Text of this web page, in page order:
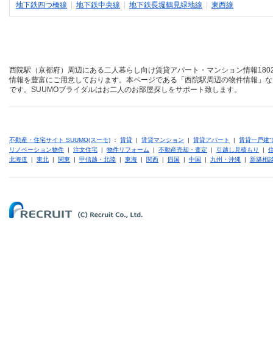
地下鉄四つ橋線
地下鉄中央線 地下鉄長堀鶴見緑地線 東西線
西院駅（京都府）周辺にある二人暮らし向け賃貸アパート・マンション情報
情報を豊富にご用意しております。本ページである「西院駅周辺の物件情報」
です。SUUMOブライダルはお二人のお部屋探しをサポート致します。
不動産・住宅サイト SUUMO(スーモ) ： 賃貸 | 賃貸マンション | 賃貸アパート | 賃貸一戸建
リノベーション物件 | 注文住宅 | 物件リフォーム | 不動産売却・査定 | 引越し見積もり |
北海道 | 東北 | 関東 | 甲信越・北陸 | 東海 | 関西 | 四国 | 中国 | 九州・沖縄 | 新築相